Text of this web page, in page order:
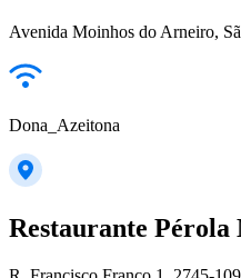
Avenida Moinhos do Arneiro,
Dona_Azeitona
Restaurante Pérola